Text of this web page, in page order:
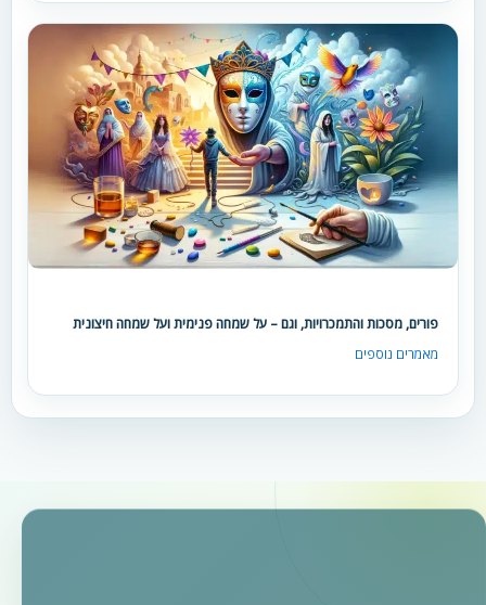
פורים, מסכות והתמכרויות, וגם – על שמחה פנימית ועל שמחה חיצונית
מאמרים נוספים